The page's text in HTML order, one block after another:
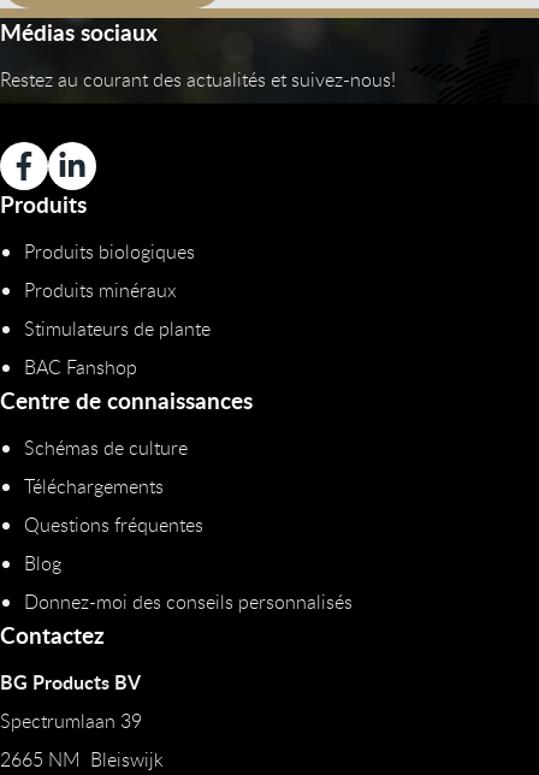
Médias sociaux
Restez au courant des actualités et suivez-nous!
Produits
Produits biologiques
Produits minéraux
Stimulateurs de plante
BAC Fanshop
Centre de connaissances
Schémas de culture
Téléchargements
Questions fréquentes
Blog
Donnez-moi des conseils personnalisés
Contactez
BG Products BV
Spectrumlaan 39
2665 NM Bleiswijk